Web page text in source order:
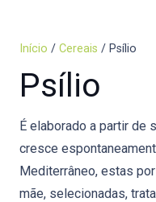
Início / Cereais / Psílio
Psílio
É elaborado a partir de
cresce
Mediterrâneo, estas
mãe, selecionadas,